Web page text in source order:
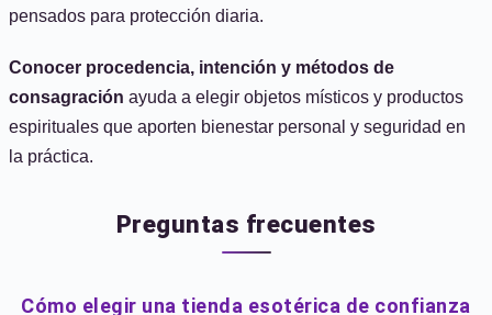
pensados para protección diaria.
Conocer procedencia, intención y métodos de
consagración ayuda a elegir objetos místicos y productos
espirituales que aporten bienestar personal y seguridad en
la práctica.
Preguntas frecuentes
Cómo elegir una tienda esotérica de confianza